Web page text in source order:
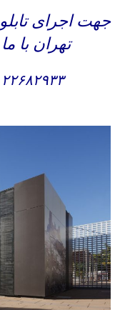
جهت اجرای
تهران با